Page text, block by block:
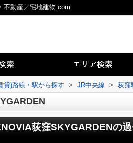
不動産／宅地建物.com
貸)路線・駅から探す > JR中央線 > 荻窪
荻窪SKYGARDENの